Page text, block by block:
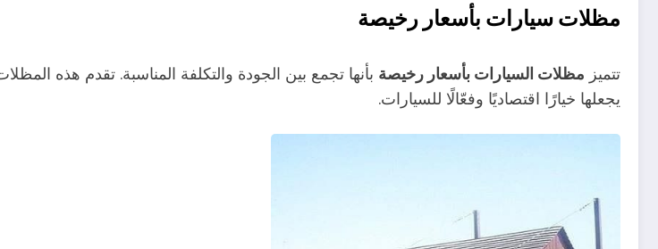
مظلات سيارات بأسعار رخيصة
تتميز مظلات السيارات بأسعار رخيصة بأنها تجمع بين الجودة والتكلفة المناسبة. تقدم هذه
يجعلها خيارًا اقتصاديًا وفعّالًا للسيارات.